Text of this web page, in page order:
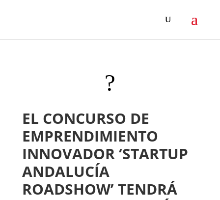
?
EL CONCURSO DE
EMPRENDIMIENTO
INNOVADOR ‘STARTUP
ANDALUCÍA
ROADSHOW’ TENDRÁ